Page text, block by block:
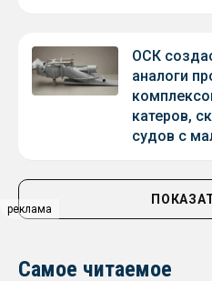
реклама
ОСК
аналоги
катеров,
судов с
Самое читаемое